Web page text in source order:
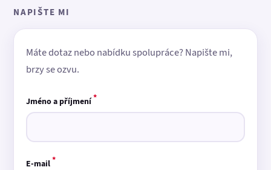
NAPIŠTE MI
Máte dotaz nebo nabídku spolupráce? Napište mi,
brzy se ozvu.
Jméno a příjmení*
E-mail*